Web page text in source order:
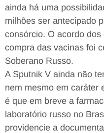
ainda há uma
milhões ser antecipado
consórcio. O acordo
compra das vacinas foi
Soberano Russo.
A Sputnik V ainda não
nem mesmo em caráter
é que em breve a
laboratório russo no
providencie a